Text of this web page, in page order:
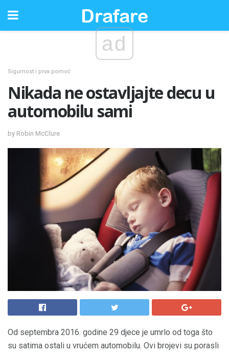
ad
Sigurnost i prva pomoć
Nikada ne ostavljajte decu u
automobilu sami
by Robin McClure
Od septembra 2016. godine 29 djece je umrlo od toga što
su satima ostali u vrućem automobilu. Ovi brojevi su porasli